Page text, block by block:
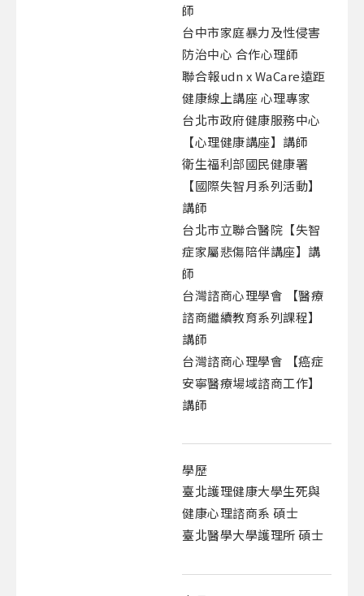
師
台中市家庭暴力及性侵害
防治中心 合作心理師
聯合報udn x WaCare遠距
健康線上講座 心理專家
台北市政府健康服務中心
【心理健康講座】講師
衛生福利部國民健康署
【國際失智月系列活動】
講師
台北市立聯合醫院【失智
症家屬悲傷陪伴講座】講
師
台灣諮商心理學會 【醫療
諮商繼續教育系列課程】
講師
台灣諮商心理學會 【癌症
安寧醫療場域諮商工作】
講師
學歷
臺北護理健康大學生死與
健康心理諮商系 碩士
臺北醫學大學護理所 碩士